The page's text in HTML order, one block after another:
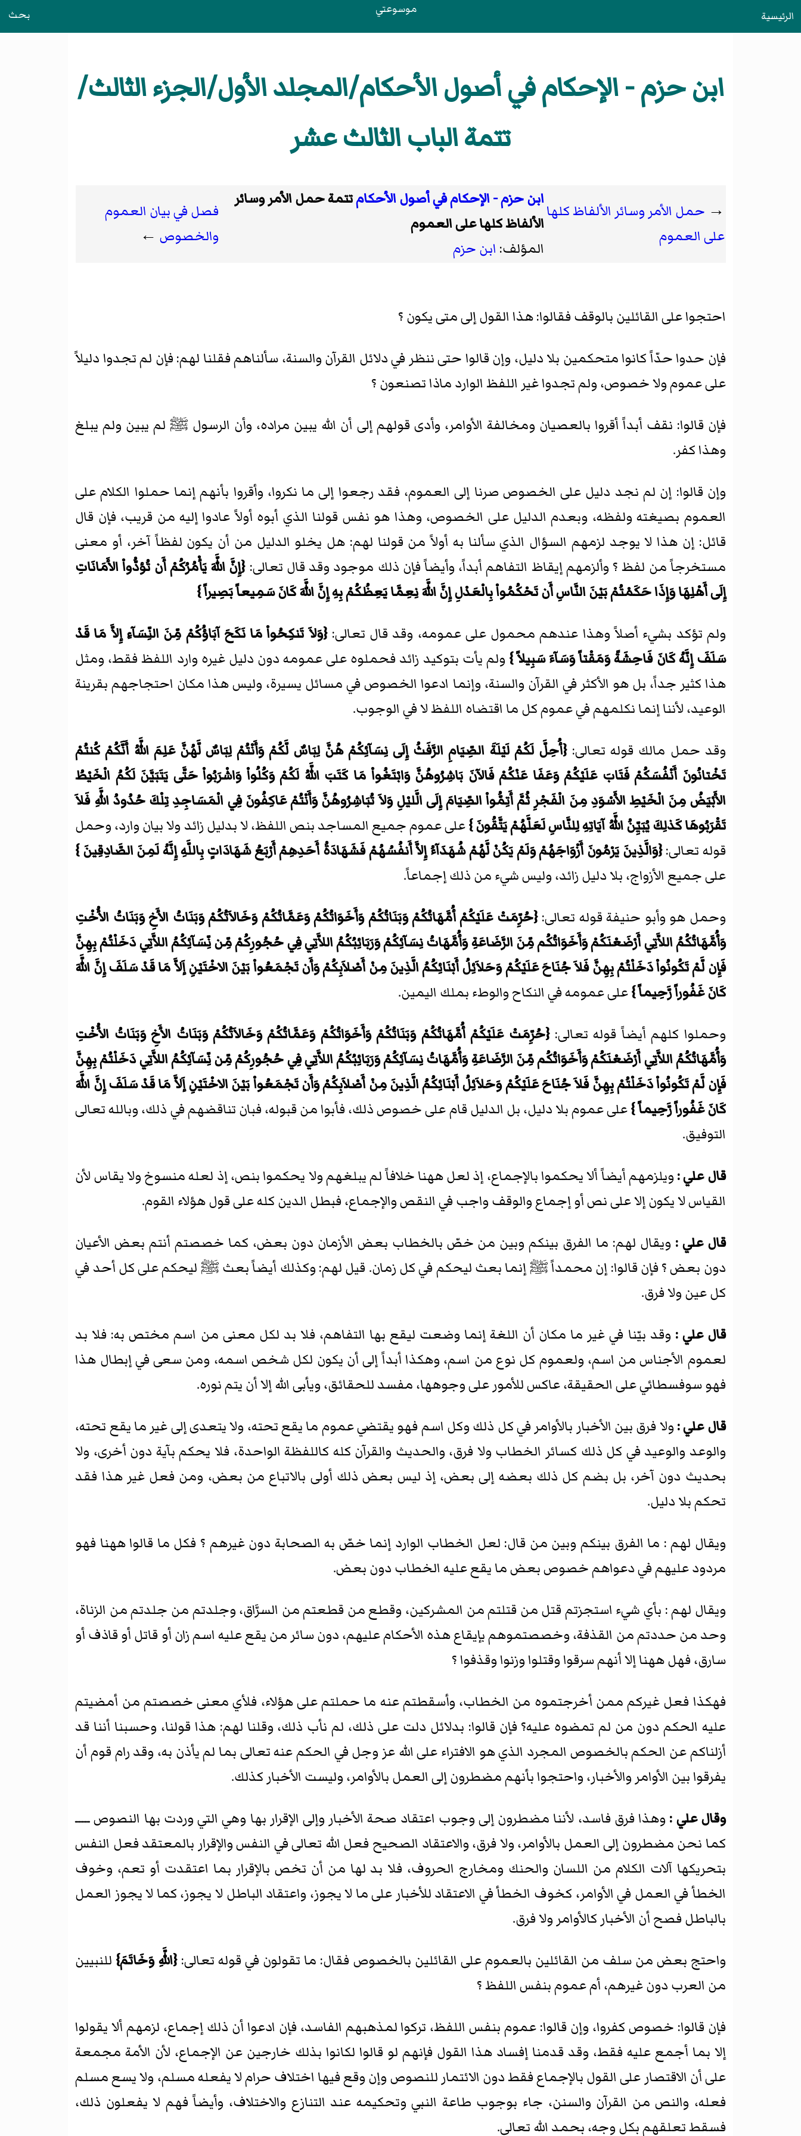
الرئيسية موسوعتي بحث
ابن حزم - الإحكام في أصول الأحكام/المجلد الأول/الجزء الثالث/
تتمة الباب الثالث عشر
→ حمل الأمر وسائر الألفاظ كلها
على العموم
ابن حزم - الإحكام في أصول الأحكامتتمة حمل الأمر وسائر
الألفاظ كلها على العموم
المؤلف: ابن حزم
فصل في بيان العموم
والخصوص ←
احتجوا على القائلين بالوقف فقالوا: هذا القول إلى متى يكون ؟
فإن حدوا حدّاً كانوا متحكمين بلا دليل، وإن قالوا حتى ننظر في دلائل القرآن والسنة، سألناهم فقلنا لهم: فإن لم تجدوا دليلاً
على عموم ولا خصوص، ولم تجدوا غير اللفظ الوارد ماذا تصنعون ؟
فإن قالوا: نقف أبداً أقروا بالعصيان ومخالفة الأوامر، وأدى قولهم إلى أن الله يبين مراده، وأن الرسول ﷺ لم يبين ولم يبلغ
وهذا كفر.
وإن قالوا: إن لم نجد دليل على الخصوص صرنا إلى العموم، فقد رجعوا إلى ما نكروا، وأقروا بأنهم إنما حملوا الكلام على
العموم بصيغته ولفظه، وبعدم الدليل على الخصوص، وهذا هو نفس قولنا الذي أبوه أولاً عادوا إليه من قريب، فإن قال
قائل: إن هذا لا يوجد لزمهم السؤال الذي سألنا به أولاً من قولنا لهم: هل يخلو الدليل من أن يكون لفظاً آخر، أو معنى
مستخرجاً من لفظ ؟ وألزمهم إيقاظ التفاهم أبداً، وأيضاً فإن ذلك موجود وقد قال تعالى: {إِنَّ اللَّهَ يَأْمُرُكُمْ أَن تُؤدُّواْ الأَمَانَاتِ
إِلَى أَهْلِهَا وَإِذَا حَكَمْتُمْ بَيْنَ النَّاسِ أَن تَحْكُمُواْ بِالْعَدْلِ إِنَّ اللَّهَ نِعِمَّا يَعِظُكُمْ بِهِ إِنَّ اللَّهَ كَانَ سَمِيعاً بَصِيراً }
ولم تؤكد بشيء أصلاً وهذا عندهم محمول على عمومه، وقد قال تعالى:{وَلاَ تَنكِحُواْ مَا نَكَحَ آبَاؤُكُمْ مِّنَ النِّسَآءِ إِلاَّ مَا قَدْ
سَلَفَ إِنَّهُ كَانَ فَاحِشَةً وَمَقْتاً وَسَآءَ سَبِيلاً } ولم يأت بتوكيد زائد فحملوه على عمومه دون دليل غيره وارد اللفظ فقط، ومثل
هذا كثير جداً، بل هو الأكثر في القرآن والسنة، وإنما ادعوا الخصوص في مسائل يسيرة، وليس هذا مكان احتجاجهم بقرينة
الوعيد، لأننا إنما نكلمهم في عموم كل ما اقتضاه اللفظ لا في الوجوب.
وقد حمل مالك قوله تعالى:{أُحِلَّ لَكُمْ لَيْلَةَ الصِّيَامِ الرَّفَثُ إِلَى نِسَآئِكُمْ هُنَّ لِبَاسٌ لَّكُمْ وَأَنْتُمْ لِبَاسٌ لَّهُنَّ عَلِمَ اللَّهُ أَنَّكُمْ كُنتُمْ
تَخْتانُونَ أَنْفُسَكُمْ فَتَابَ عَلَيْكُمْ وَعَفَا عَنْكُمْ فَالآنَ بَاشِرُوهُنَّ وَابْتَغُواْ مَا كَتَبَ اللَّهُ لَكُمْ وَكُلُواْ وَاشْرَبُواْ حَتَّى يَتَبَيَّنَ لَكُمُ الْخَيْطُ
الأَبْيَضُ مِنَ الْخَيْطِ الأَسْوَدِ مِنَ الْفَجْرِ ثُمَّ أَتِمُّواْ الصِّيَامَ إِلَى الَّليْلِ وَلاَ تُبَاشِرُوهُنَّ وَأَنْتُمْ عَاكِفُونَ فِي الْمَسَاجِدِ تِلْكَ حُدُودُ اللَّهِ فَلاَ
تَقْرَبُوهَا كَذلِكَ يُبَيِّنُ اللَّهُ آيَاتِهِ لِلنَّاسِ لَعَلَّهُمْ يَتَّقُونَ }على عموم جميع المساجد بنص اللفظ، لا بدليل زائد ولا بيان وارد، وحمل
قوله تعالى:{وَالَّذِينَ يَرْمُونَ أَزْوَاجَهُمْ وَلَمْ يَكُنْ لَّهُمْ شُهَدَآءُ إِلاَّ أَنفُسُهُمْ فَشَهَادَةُ أَحَدِهِمْ أَرْبَعُ شَهَادَاتٍ بِاللَّهِ إِنَّهُ لَمِنَ الصَّادِقِينَ }
على جميع الأزواج، بلا دليل زائد، وليس شيء من ذلك إجماعاً.
وحمل هو وأبو حنيفة قوله تعالى:{حُرِّمَتْ عَلَيْكُمْ أُمَّهَاتُكُمْ وَبَنَاتُكُمْ وَأَخَوَاتُكُمْ وَعَمَّاتُكُمْ وَخَالاَتُكُمْ وَبَنَاتُ الأَخِ وَبَنَاتُ الأُخْتِ
وَأُمَّهَاتُكُمُ اللاَّتِي أَرْضَعْنَكُمْ وَأَخَوَاتُكُم مِّنَ الرَّضَاعَةِ وَأُمَّهَاتُ نِسَآئِكُمْ وَرَبَائِبُكُمُ اللاَّتِي فِي حُجُورِكُمْ مِّن نِّسَآئِكُمُ اللاَّتِي دَخَلْتُمْ بِهِنَّ
فَإِن لَّمْ تَكُونُواْ دَخَلْتُمْ بِهِنَّ فَلاَ جُنَاحَ عَلَيْكُمْ وَحَلاَئِلُ أَبْنَائِكُمُ الَّذِينَ مِنْ أَصْلاَبِكُمْ وَأَن تَجْمَعُواْ بَيْنَ الاخْتَيْنِ إَلاَّ مَا قَدْ سَلَفَ إِنَّ اللَّهَ
كَانَ غَفُوراً رَّحِيماً }على عمومه في النكاح والوطء بملك اليمين.
وحملوا كلهم أيضاً قوله تعالى:{حُرِّمَتْ عَلَيْكُمْ أُمَّهَاتُكُمْ وَبَنَاتُكُمْ وَأَخَوَاتُكُمْ وَعَمَّاتُكُمْ وَخَالاَتُكُمْ وَبَنَاتُ الأَخِ وَبَنَاتُ الأُخْتِ
وَأُمَّهَاتُكُمُ اللاَّتِي أَرْضَعْنَكُمْ وَأَخَوَاتُكُم مِّنَ الرَّضَاعَةِ وَأُمَّهَاتُ نِسَآئِكُمْ وَرَبَائِبُكُمُ اللاَّتِي فِي حُجُورِكُمْ مِّن نِّسَآئِكُمُ اللاَّتِي دَخَلْتُمْ بِهِنَّ
فَإِن لَّمْ تَكُونُواْ دَخَلْتُمْ بِهِنَّ فَلاَ جُنَاحَ عَلَيْكُمْ وَحَلاَئِلُ أَبْنَائِكُمُ الَّذِينَ مِنْ أَصْلاَبِكُمْ وَأَن تَجْمَعُواْ بَيْنَ الاخْتَيْنِ إَلاَّ مَا قَدْ سَلَفَ إِنَّ اللَّهَ
كَانَ غَفُوراً رَّحِيماً }على عموم بلا دليل، بل الدليل قام على خصوص ذلك، فأبوا من قبوله، فبان تناقضهم في ذلك، وبالله تعالى
التوفيق.
قال علي : ويلزمهم أيضاً ألا يحكموا بالإجماع، إذ لعل ههنا خلافاً لم يبلغهم ولا يحكموا بنص، إذ لعله منسوخ ولا يقاس لأن
القياس لا يكون إلا على نص أو إجماع والوقف واجب في النقص والإجماع، فبطل الدين كله على قول هؤلاء القوم.
قال علي : ويقال لهم: ما الفرق بينكم وبين من خصّ بالخطاب بعض الأزمان دون بعض، كما خصصتم أنتم بعض الأعيان
دون بعض ؟ فإن قالوا: إن محمداً ﷺ إنما بعث ليحكم في كل زمان. قيل لهم: وكذلك أيضاً بعث ﷺ ليحكم على كل أحد في
كل عين ولا فرق.
قال علي : وقد بيّنا في غير ما مكان أن اللغة إنما وضعت ليقع بها التفاهم، فلا بد لكل معنى من اسم مختص به: فلا بد
لعموم الأجناس من اسم، ولعموم كل نوع من اسم، وهكذا أبداً إلى أن يكون لكل شخص اسمه، ومن سعى في إبطال هذا
فهو سوفسطائي على الحقيقة، عاكس للأمور على وجوهها، مفسد للحقائق، ويأبى الله إلا أن يتم نوره.
قال علي : ولا فرق بين الأخبار بالأوامر في كل ذلك وكل اسم فهو يقتضي عموم ما يقع تحته، ولا يتعدى إلى غير ما يقع تحته،
والوعد والوعيد في كل ذلك كسائر الخطاب ولا فرق، والحديث والقرآن كله كاللفظة الواحدة، فلا يحكم بآية دون أخرى، ولا
بحديث دون آخر، بل بضم كل ذلك بعضه إلى بعض، إذ ليس بعض ذلك أولى بالاتباع من بعض، ومن فعل غير هذا فقد
تحكم بلا دليل.
ويقال لهم : ما الفرق بينكم وبين من قال: لعل الخطاب الوارد إنما خصّ به الصحابة دون غيرهم ؟ فكل ما قالوا ههنا فهو
مردود عليهم في دعواهم خصوص بعض ما يقع عليه الخطاب دون بعض.
ويقال لهم : بأي شيء استجزتم قتل من قتلتم من المشركين، وقطع من قطعتم من السرَّاق، وجلدتم من جلدتم من الزناة،
وحد من حددتم من القذفة، وخصصتموهم بإيقاع هذه الأحكام عليهم، دون سائر من يقع عليه اسم زان أو قاتل أو قاذف أو
سارق، فهل ههنا إلا أنهم سرقوا وقتلوا وزنوا وقذفوا ؟
فهكذا فعل غيركم ممن أخرجتموه من الخطاب، وأسقطتم عنه ما حملتم على هؤلاء، فلأي معنى خصصتم من أمضيتم
عليه الحكم دون من لم تمضوه عليه؟ فإن قالوا: بدلائل دلت على ذلك، لم نأب ذلك، وقلنا لهم: هذا قولنا، وحسبنا أننا قد
أزلناكم عن الحكم بالخصوص المجرد الذي هو الافتراء على الله عز وجل في الحكم عنه تعالى بما لم يأذن به، وقد رام قوم أن
يفرقوا بين الأوامر والأخبار، واحتجوا بأنهم مضطرون إلى العمل بالأوامر، وليست الأخبار كذلك.
وقال علي : وهذا فرق فاسد، لأننا مضطرون إلى وجوب اعتقاد صحة الأخبار وإلى الإقرار بها وهي التي وردت بها النصوص ـــــ
كما نحن مضطرون إلى العمل بالأوامر، ولا فرق، والاعتقاد الصحيح فعل الله تعالى في النفس والإقرار بالمعتقد فعل النفس
بتحريكها آلات الكلام من اللسان والحنك ومخارج الحروف، فلا بد لها من أن تخص بالإقرار بما اعتقدت أو تعم، وخوف
الخطأ في العمل في الأوامر، كخوف الخطأ في الاعتقاد للأخبار على ما لا يجوز، واعتقاد الباطل لا يجوز، كما لا يجوز العمل
بالباطل فصح أن الأخبار كالأوامر ولا فرق.
واحتج بعض من سلف من القائلين بالعموم على القائلين بالخصوص فقال: ما تقولون في قوله تعالى: {اللَّهِ وَخَاتَمَ} للنبيين
من العرب دون غيرهم، أم عموم بنفس اللفظ ؟
فإن قالوا: خصوص كفروا، وإن قالوا: عموم بنفس اللفظ، تركوا لمذهبهم الفاسد، فإن ادعوا أن ذلك إجماع، لزمهم ألا يقولوا
إلا بما أجمع عليه فقط، وقد قدمنا إفساد هذا القول فإنهم لو قالوا لكانوا بذلك خارجين عن الإجماع، لأن الأمة مجمعة
على أن الاقتصار على القول بالإجماع فقط دون الائتمار للنصوص وإن وقع فيها اختلاف حرام لا يفعله مسلم، ولا يسع مسلم
فعله، والنص من القرآن والسنن، جاء بوجوب طاعة النبي وتحكيمه عند التنازع والاختلاف، وأيضاً فهم لا يفعلون ذلك،
فسقط تعلقهم بكل وجه، بحمد الله تعالى.